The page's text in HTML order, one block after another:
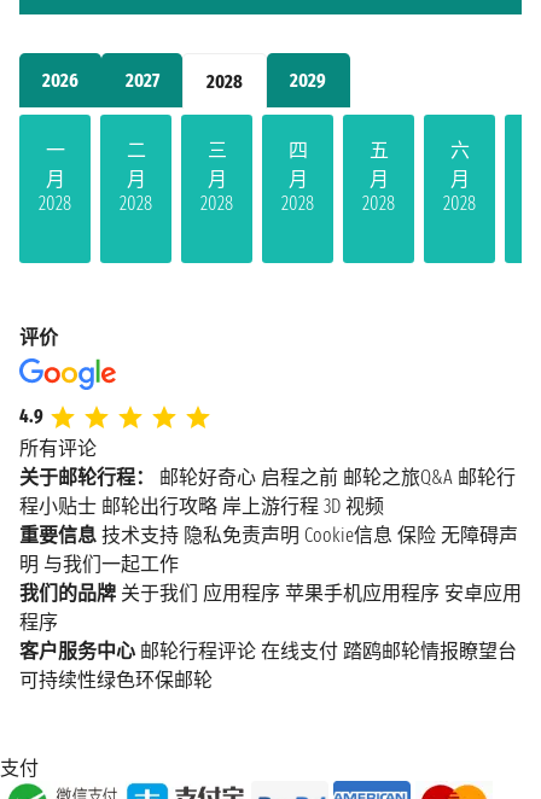
2026 2027 2028 2029
一
月
2028
二
月
2028
三
月
2028
四
月
2028
五
月
2028
六
月
2028
评价
4.9
所有评论
关于邮轮行程：
邮轮好奇心 启程之前 邮轮之旅Q&A 邮轮行
程小贴士 邮轮出行攻略 岸上游行程 3D 视频
重要信息 技术支持 隐私免责声明 Cookie信息 保险 无障碍声
明 与我们一起工作
我们的品牌 关于我们 应用程序 苹果手机应用程序 安卓应用
程序
客户服务中心 邮轮行程评论 在线支付 踏鸥邮轮情报瞭望台
可持续性绿色环保邮轮
支付